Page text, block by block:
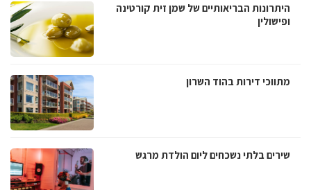
היתרונות הבריאותיים של שמן זית קורטינה
ופישולין
מתווכי דירות בהוד השרון
שירים בלתי נשכחים ליום הולדת מרגש